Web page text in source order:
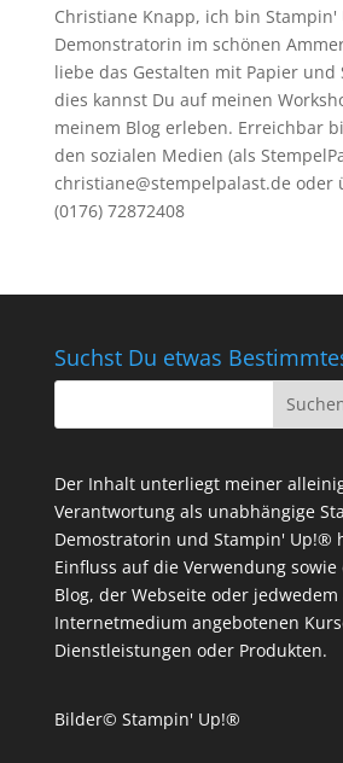
Christiane Knapp, ich bin
Demonstratorin im schönen
liebe das Gestalten mit Papier und
dies kannst Du auf meinen
meinem Blog erleben. Erreichbar
den sozialen Medien (als
christiane@stempelpalast.de oder
(0176) 72872408
Suchst Du etwas
Der Inhalt unterliegt meiner
Verantwortung als unabhängige
Demostratorin und Stampin' Up!®
Einfluss auf die Verwendung
Blog, der Webseite oder
Internetmedium angebotenen
Dienstleistungen oder Produkten.
Bilder© Stampin' Up!®